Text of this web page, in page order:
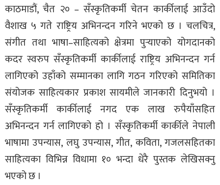
काठमाडौं, चैत २० – सँस्कृतिकर्मी चेतन कार्कीलाई आउँदो
वैशाख ५ गते राष्ट्रिय अभिनन्दन गरिने भएको छ । चलचित्र,
संगीत तथा भाषा–साहित्यको क्षेत्रमा पुर्‍याएको योगदानको
कदर स्वरुप सँस्कृतिकर्मी कार्कीलाई राष्ट्रिय अभिनन्दन गर्न
लागिएको उहाँको सम्मानका लागि गठन गरिएको समितिका
संयोजक साहित्यकार प्रकाश सायमीले जानकारी दिनुभयो ।
सँस्कृतिकर्मी कार्कीलाई नगद एक लाख रुपैयाँसहित
अभिनन्दन गर्न लागिएको हो । सँस्कृतिकर्मी कार्कीले नेपाली
भाषामा उपन्यास, लघु उपन्यास, गीत, कविता, गजलसहितका
साहित्यका विभिन्न विधामा १० भन्दा धेरै पुस्तक लेखिसक्नु
भएको छ ।